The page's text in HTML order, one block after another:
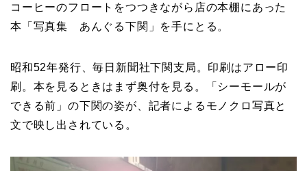
コーヒーのフロートをつつきながら店の本棚にあった
本「写真集 あんぐる下関」を手にとる。
昭和52年発行、毎日新聞社下関支局。印刷はアロー印
刷。本を見るときはまず奥付を見る。「シーモールが
できる前」の下関の姿が、記者によるモノクロ写真と
文で映し出されている。